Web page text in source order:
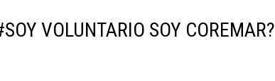
VOLUNTARIO SOY COREMAR?